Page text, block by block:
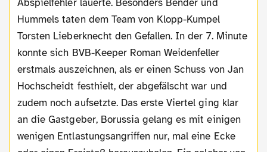
Hummels taten dem Team von Klopp-Kumpel
Torsten Lieberknecht den Gefallen. In der 7. Minute
konnte sich BVB-Keeper Roman Weidenfeller
erstmals auszeichnen, als er einen Schuss von Jan
Hochscheidt festhielt, der abgefälscht war und
zudem noch aufsetzte. Das erste Viertel ging klar
an die Gastgeber, Borussia gelang es mit einigen
wenigen Entlastungsangriffen nur, mal eine Ecke